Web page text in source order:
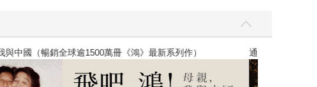
與中國（暢銷全球逾1500萬冊《鴻》最新系列作） 通靈藥師的處方